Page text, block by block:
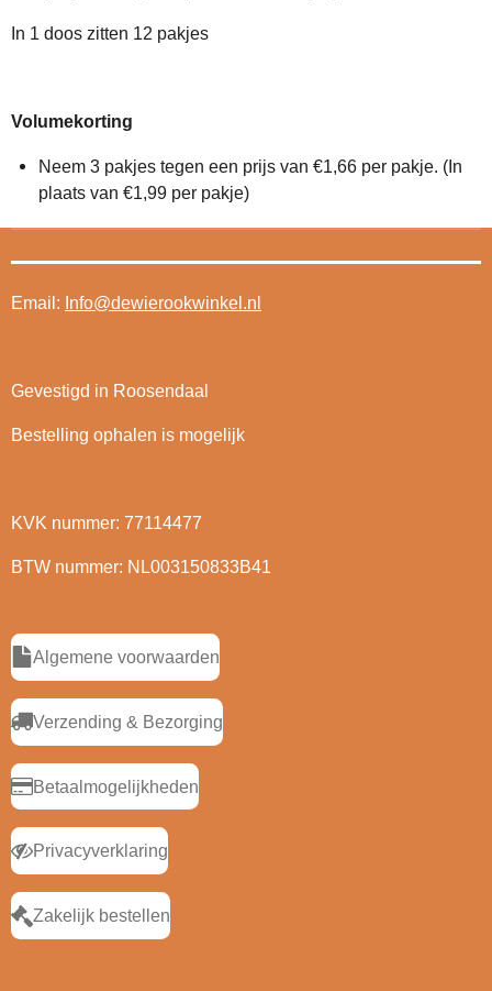
In 1 doos zitten 12 pakjes
Volumekorting
Neem 3 pakjes tegen een prijs van €1,66 per pakje. (In
plaats van €1,99 per pakje)
Email: Info@dewierookwinkel.nl
Gevestigd in Roosendaal
Bestelling ophalen is mogelijk
KVK nummer: 77114477
BTW nummer: NL003150833B41
Algemene voorwaarden
Verzending & Bezorging
Betaalmogelijkheden
Privacyverklaring
Zakelijk bestellen